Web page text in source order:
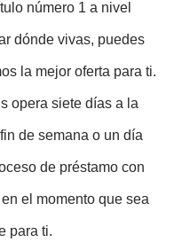
número 1 a nivel
dónde vivas, puedes
la mejor oferta para ti.
opera siete días a la
de semana o un día
de préstamo con
el momento que sea
para ti.